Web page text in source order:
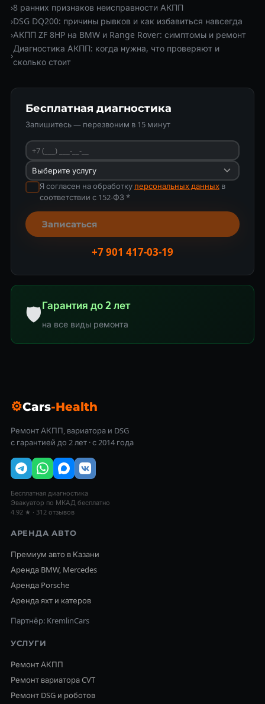
›8 ранних признаков неисправности АКПП
›DSG DQ200: причины рывков и как избавиться навсегда
›АКПП ZF 8HP на BMW и Range Rover: симптомы и ремонт
›
Диагностика АКПП: когда нужна, что проверяют и
сколько стоит
Бесплатная диагностика
Запишитесь — перезвоним в 15 минут
Я согласен на обработку персональных данныхв
соответствии с 152-ФЗ *
Записаться
+7 901 417-03-19
🛡Гарантия до 2 лет
на все виды ремонта
⚙Cars-Health
Ремонт АКПП, вариатора и DSG
с гарантией до 2 лет · с 2014 года
Бесплатная диагностика
Эвакуатор по МКАД бесплатно
4.92 ★ · 312 отзывов
АРЕНДА АВТО
Премиум авто в Казани
Аренда BMW, Mercedes
Аренда Porsche
Аренда яхт и катеров
Партнёр: KremlinCars
УСЛУГИ
Ремонт АКПП
Ремонт вариатора CVT
Ремонт DSG и роботов